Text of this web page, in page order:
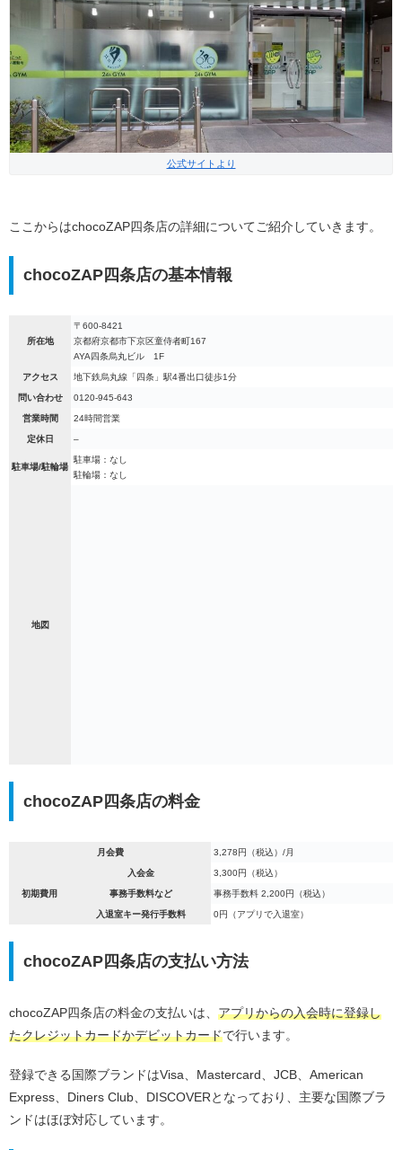
公式サイトより
ここからはchocoZAP四条店の詳細についてご紹介していきます。
chocoZAP四条店の基本情報
所在地
〒600-8421
京都府京都市下京区童侍者町167
AYA四条烏丸ビル 1F
アクセス 地下鉄烏丸線「四条」駅4番出口徒歩1分
問い合わせ 0120-945-643
営業時間 24時間営業
定休日 –
駐車場/駐輪場
駐車場：なし
駐輪場：なし
地図
chocoZAP四条店の料金
月会費 3,278円（税込）/月
初期費用
入会金 3,300円（税込）
事務手数料など 事務手数料 2,200円（税込）
入退室キー発行手数料 0円（アプリで入退室）
chocoZAP四条店の支払い方法
chocoZAP四条店の料金の支払いは、 アプリからの入会時に登録し
たクレジットカードかデビットカードで行います。
登録できる国際ブランドはVisa、Mastercard、JCB、American
Express、Diners Club、DISCOVERとなっており、主要な国際ブラ
ンドはほぼ対応しています。